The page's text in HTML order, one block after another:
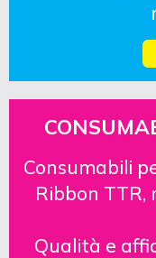
Consumabili
Ribbon
Qualità e